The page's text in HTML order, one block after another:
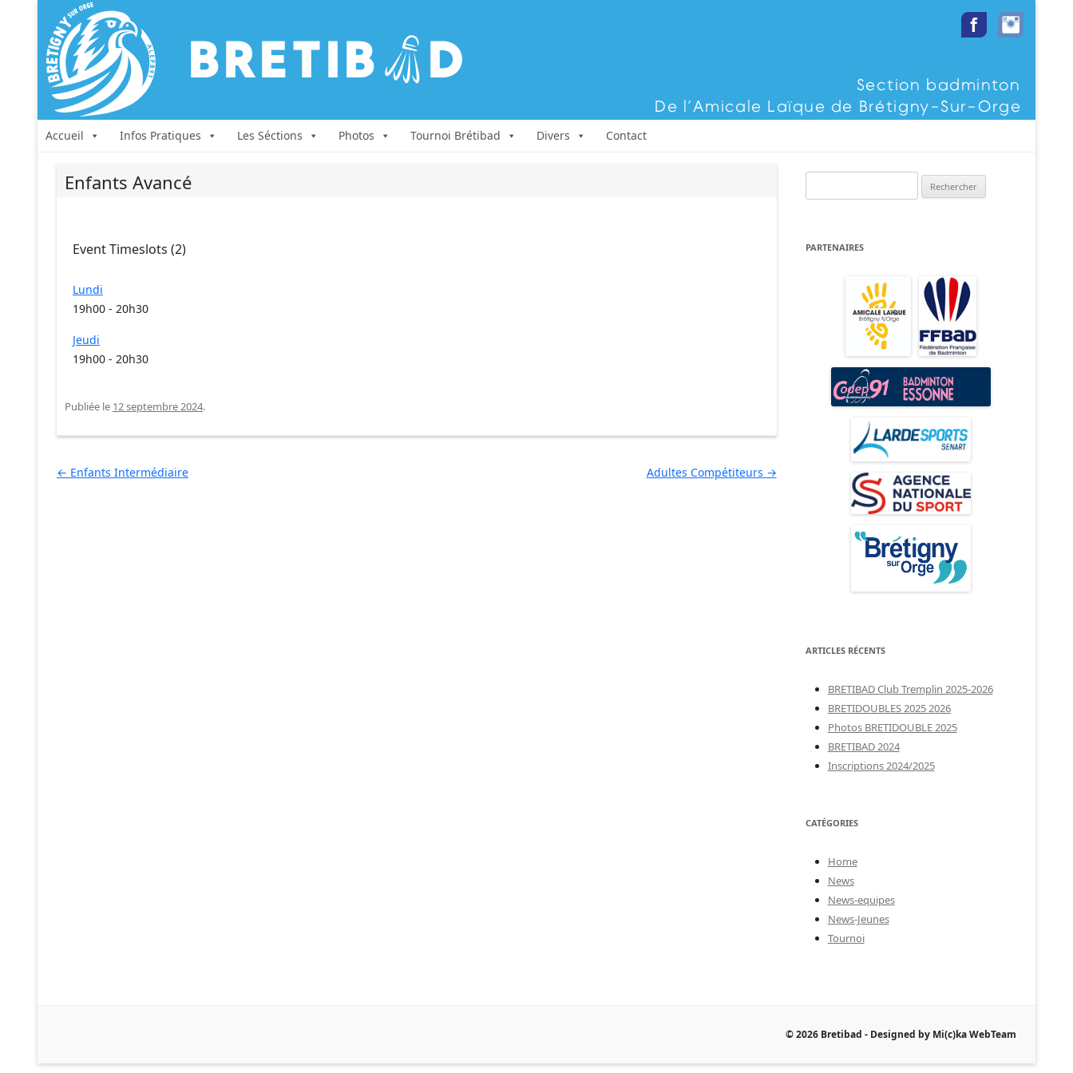
Aller au contenu
Accueil Infos Pratiques Les Séctions Photos Tournoi Brétibad Divers Contact
Enfants Avancé
Event Timeslots (2)
Lundi
19h00 - 20h30
Jeudi
19h00 - 20h30
Publiée le 12 septembre 2024.
Navigation des articles
← Enfants Intermédiaire Adultes Compétiteurs →
PARTENAIRES
ARTICLES RÉCENTS
BRETIBAD Club Tremplin 2025-2026
BRETIDOUBLES 2025 2026
Photos BRETIDOUBLE 2025
BRETIBAD 2024
Inscriptions 2024/2025
CATÉGORIES
Home
News
News-equipes
News-Jeunes
Tournoi
© 2026 Bretibad - Designed by Mi(c)ka WebTeam